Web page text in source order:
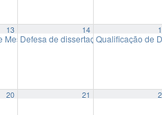
do rádio comunitário no
13
Mestrado: “Imprensa e territórios
14
Defesa de dissertação:Qualificação de
20 21